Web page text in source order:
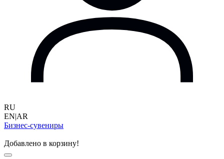
RU
EN|AR
Бизнес-сувениры
Добавлено в корзину!